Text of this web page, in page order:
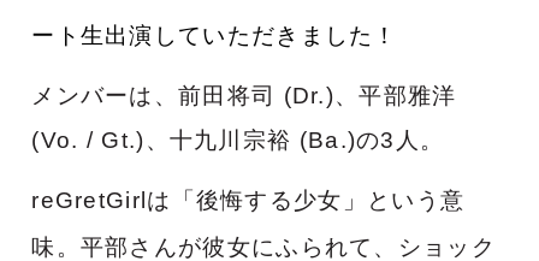
ート生出演していただきました！
メンバーは、前田将司 (Dr.)、平部雅洋
(Vo. / Gt.)、十九川宗裕 (Ba.)の3人。
reGretGirlは「後悔する少女」という意
味。平部さんが彼女にふられて、
ショック